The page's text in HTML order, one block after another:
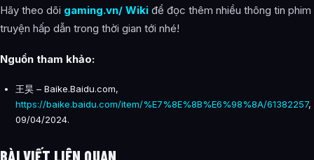
Hãy theo dõi gaming.vn/ Wiki để đọc thêm nhiều thông tin phim
truyện hấp dẫn trong thời gian tới nhé!
Nguồn tham khảo:
王昊 – Baike.Baidu.com,
https://baike.baidu.com/item/%E7%8E%8B%E6%98%8A/61382257,
09/04/2024.
BÀI VIẾT LIÊN QUAN